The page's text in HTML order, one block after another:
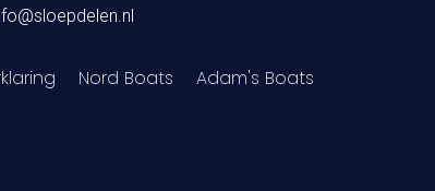
Nord Boats Adam's Boats